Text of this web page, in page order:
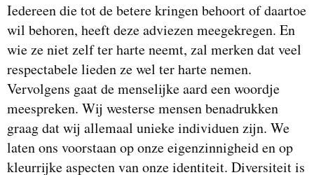
Iedereen die tot de betere kringen behoort of daartoe
wil behoren, heeft deze adviezen meegekregen. En
wie ze niet zelf ter harte neemt, zal merken dat veel
respectabele lieden ze wel ter harte nemen.
Vervolgens gaat de menselijke aard een woordje
meespreken. Wij westerse mensen benadrukken
graag dat wij allemaal unieke individuen zijn. We
laten ons voorstaan op onze eigenzinnigheid en op
kleurrijke aspecten van onze identiteit. Diversiteit is